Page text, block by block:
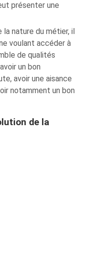
présenter une
nature du métier, il
voulant accéder à
de qualités
un bon
avoir une aisance
notamment un bon
de la